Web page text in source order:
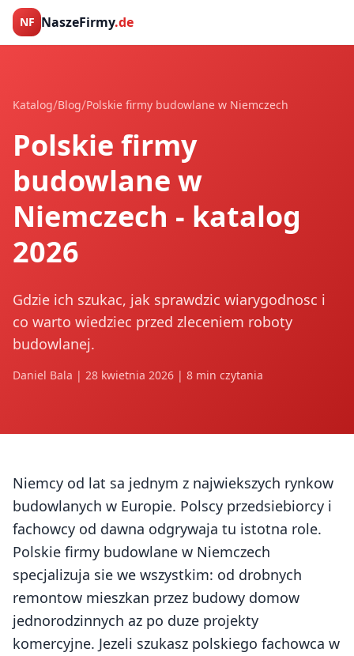
NF NaszeFirmy.de
Katalog/Blog/Polskie firmy budowlane w Niemczech
Polskie firmy
budowlane w
Niemczech - katalog
2026
Gdzie ich szukac, jak sprawdzic wiarygodnosc i
co warto wiedziec przed zleceniem roboty
budowlanej.
Daniel Bala | 28 kwietnia 2026 | 8 min czytania
Niemcy od lat sa jednym z najwiekszych rynkow
budowlanych w Europie. Polscy przedsiebiorcy i
fachowcy od dawna odgrywaja tu istotna role.
Polskie firmy budowlane w Niemczech
specjalizuja sie we wszystkim: od drobnych
remontow mieszkan przez budowy domow
jednorodzinnych az po duze projekty
komercyjne. Jezeli szukasz polskiego fachowca w